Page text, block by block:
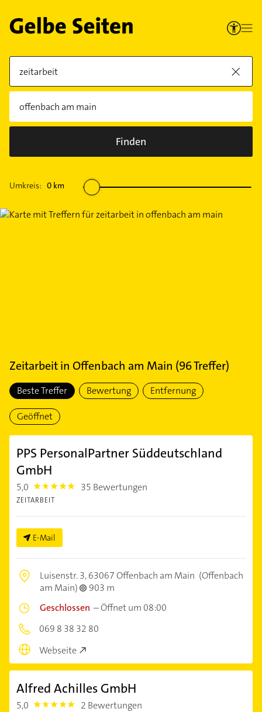
Finden
Umkreis: 0 km
Zeitarbeitin Offenbach am Main (96Treffer)
Beste Treffer Bewertung Entfernung
Geöffnet
PPS PersonalPartner Süddeutschland
GmbH
5,0 5.0 35 Bewertungen
ZEITARBEIT
E-Mail
Luisenstr. 3,63067 Offenbach am Main (Offenbach
am Main)
903 m
Geschlossen –Öffnet um 08:00
069 8 38 32 80
Webseite
Alfred Achilles GmbH
5,0 5.0 2 Bewertungen